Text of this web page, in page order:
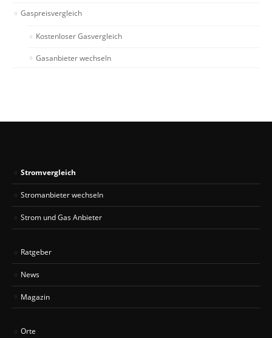
Gaspreisvergleich
Kostenloser Gasvergleich
Gasanbieter wechseln
Stromvergleich
Stromanbieter wechseln
Strom und Gas Anbieter
Ratgeber
News
Magazin
Orte